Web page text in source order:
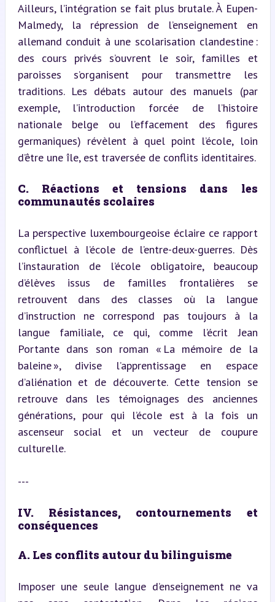
Ailleurs, l’intégration se fait plus brutale. À Eupen-
Malmedy, la répression de l’enseignement en
allemand conduit à une scolarisation clandestine :
des cours privés s’ouvrent le soir, familles et
paroisses s’organisent pour transmettre les
traditions. Les débats autour des manuels (par
exemple, l’introduction forcée de l’histoire
nationale belge ou l’effacement des figures
germaniques) révèlent à quel point l’école, loin
d’être une île, est traversée de conflits identitaires.
C. Réactions et tensions dans les
communautés scolaires
La perspective luxembourgeoise éclaire ce rapport
conflictuel à l’école de l’entre-deux-guerres. Dès
l’instauration de l’école obligatoire, beaucoup
d’élèves issus de familles frontalières se
retrouvent dans des classes où la langue
d’instruction ne correspond pas toujours à la
langue familiale, ce qui, comme l’écrit Jean
Portante dans son roman « La mémoire de la
baleine », divise l’apprentissage en espace
d’aliénation et de découverte. Cette tension se
retrouve dans les témoignages des anciennes
générations, pour qui l’école est à la fois un
ascenseur social et un vecteur de coupure
culturelle.
---
IV. Résistances, contournements et
conséquences
A. Les conflits autour du bilinguisme
Imposer une seule langue d’enseignement ne va